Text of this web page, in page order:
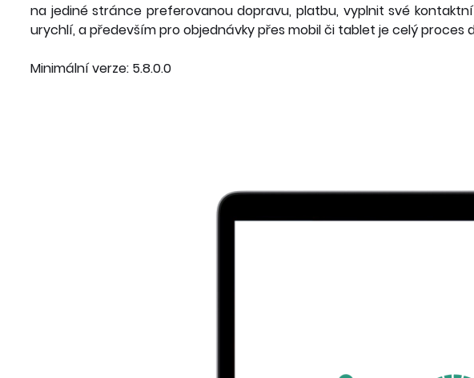
na jediné stránce preferovanou dopravu, platbu, vyplnit své
urychlí, a především pro objednávky přes mobil či tablet je celý proces
Minimální verze: 5.8.0.0